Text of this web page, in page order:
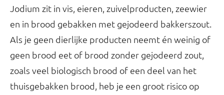
Jodium zit in vis, eieren, zuivelproducten, zeewier
en in brood gebakken met gejodeerd bakkerszout.
Als je geen dierlijke producten neemt én weinig of
geen brood eet of brood zonder gejodeerd zout,
zoals veel biologisch brood of een deel van het
thuisgebakken brood, heb je een groot risico op